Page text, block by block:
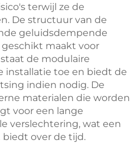
terwijl ze de
De structuur van de
geluidsdempende
maakt voor
de modulaire
installatie toe en biedt de
indien nodig. De
materialen die worden
voor een lange
verslechtering, wat een
over de tijd.